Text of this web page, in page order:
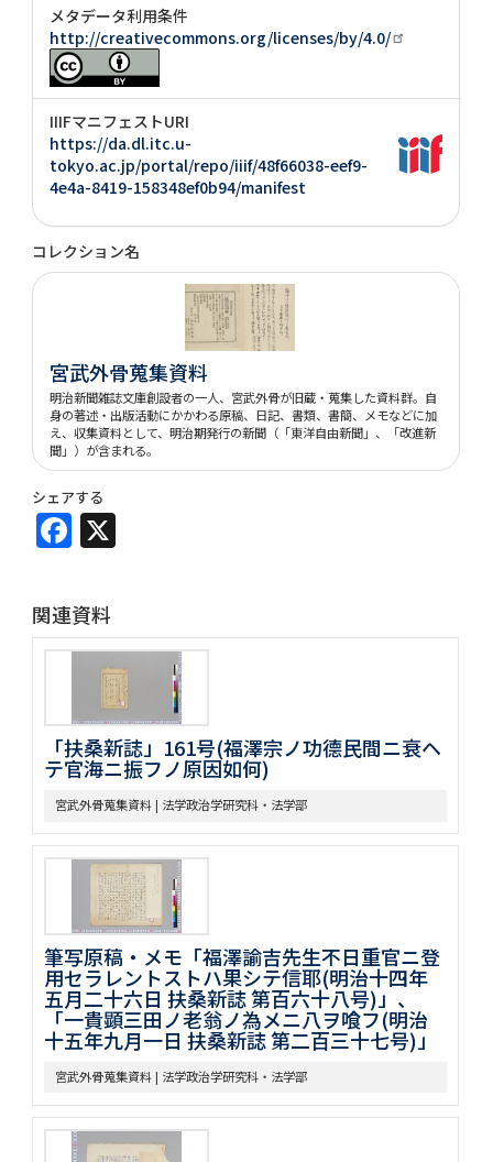
メタデータ利用条件
http://creativecommons.org/licenses/by/4.0/
IIIFマニフェストURI
https://da.dl.itc.u-
tokyo.ac.jp/portal/repo/iiif/48f66038-eef9-
4e4a-8419-158348ef0b94/manifest
コレクション名
宮武外骨蒐集資料
明治新聞雑誌文庫創設者の一人、宮武外骨が旧蔵・蒐集した資料群。自
身の著述・出版活動にかかわる原稿、日記、書類、書簡、メモなどに加
え、収集資料として、明治期発行の新聞（「東洋自由新聞」、「改進新
聞」）が含まれる。
シェアする
Facebook
関連資料
「扶桑新誌」161号(福澤宗ノ功德民間ニ衰ヘ
テ官海ニ振フノ原因如何)
宮武外骨蒐集資料 | 法学政治学研究科・法学部
筆写原稿・メモ「福澤諭吉先生不日重官ニ登
用セラレントストハ果シテ信耶(明治十四年
五月二十六日 扶桑新誌 第百六十八号)」、
「一貴顕三田ノ老翁ノ為メニ八ヲ喰フ(明治
十五年九月一日 扶桑新誌 第二百三十七号)」
宮武外骨蒐集資料 | 法学政治学研究科・法学部